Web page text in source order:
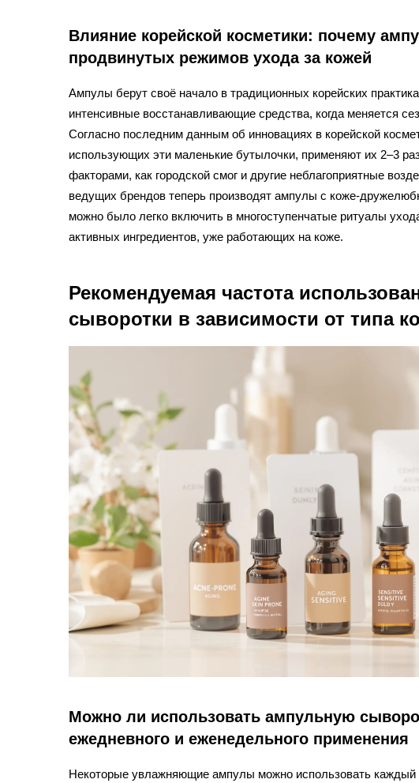
Влияние корейской косметики: почему
продвинутых режимов ухода за кожей
Ампулы берут своё начало в традиционных корейских
интенсивные восстанавливающие средства, когда меняется
Согласно последним данным об инновациях в корейской
использующих эти маленькие бутылочки, применяют их 2–3
факторами, как городской смог и другие неблагоприятные
ведущих брендов теперь производят ампулы с коже-
можно было легко включить в многоступенчатые ритуалы
активных ингредиентов, уже работающих на коже.
Рекомендуемая частота
сыворотки в зависимости от типа
Можно ли использовать ампульную
ежедневного и еженедельного применения
Некоторые увлажняющие ампулы можно использовать каждый